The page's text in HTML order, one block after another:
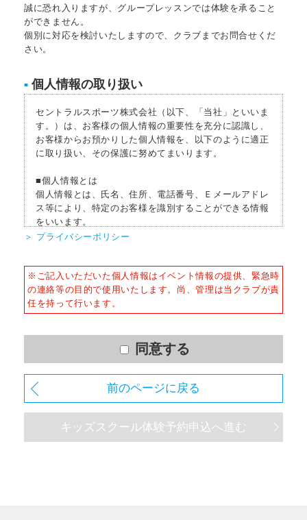
誠に恐れ入りますが、グループレッスンでは体験を承ること
ができません。
個別に対応を検討いたしますので、クラブまでお問合せくだ
さい。
■ 個人情報の取り扱い
セントラルスポーツ株式会社（以下、「当社」といいま
す。）は、お客様の個人情報の重要性を充分に認識し、
お客様からお預かりした個人情報を、以下のように適正
に取り扱い、その保護に努めてまいります。
■個人情報とは
個人情報とは、氏名、住所、電話番号、Ｅメールアドレ
ス等により、特定のお客様を識別することができる情報
をいいます。
かつ適正な方法によりお客様の個人情報を収集いたしま
す。
させて頂きます。また、違法または不当な行為を助長
し、または誘発するおそれがある方法による個人情報の
利用を行いません。
2) ご利用上の諸連絡や利用状況の確認のため
3) 運動プログラム（カウンセリングを含む）等、新商
品・サービスの立案・開発・実施のため
＞ プライバシーポリシー
※ご記入いただいた個人情報はイベント情報の提供、緊急時
の連絡等の目的で使用いたします。尚、管理は当クラブが責
任を持って行います。
同意する
前のページに戻る
キッズスクール体験予約申込へ進む